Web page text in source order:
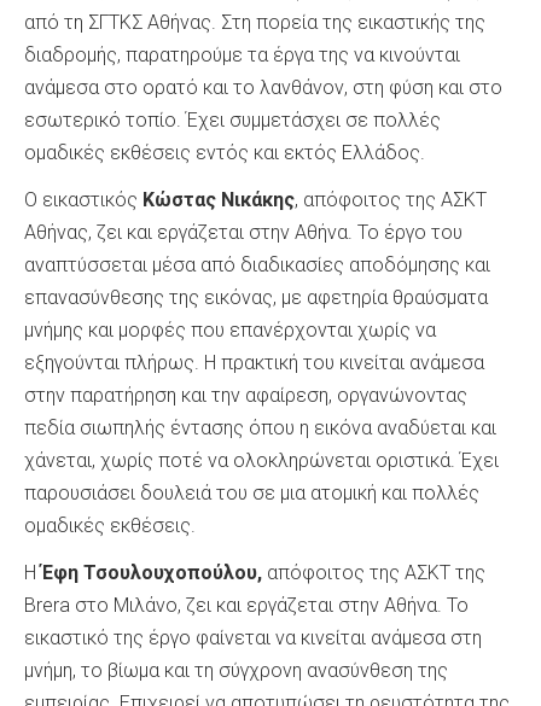
από τη ΣΓΤΚΣ Αθήνας. Στη πορεία της εικαστικής της
διαδρομής, παρατηρούμε τα έργα της να κινούνται
ανάμεσα στο ορατό και το λανθάνον, στη φύση και στο
εσωτερικό τοπίο. Έχει συμμετάσχει σε πολλές
ομαδικές εκθέσεις εντός και εκτός Ελλάδος.
Ο εικαστικός Κώστας Νικάκης, απόφοιτος της ΑΣΚΤ
Αθήνας, ζει και εργάζεται στην Αθήνα. Το έργο του
αναπτύσσεται μέσα από διαδικασίες αποδόμησης και
επανασύνθεσης της εικόνας, με αφετηρία θραύσματα
μνήμης και μορφές που επανέρχονται χωρίς να
εξηγούνται πλήρως. Η πρακτική του κινείται ανάμεσα
στην παρατήρηση και την αφαίρεση, οργανώνοντας
πεδία σιωπηλής έντασης όπου η εικόνα αναδύεται και
χάνεται, χωρίς ποτέ να ολοκληρώνεται οριστικά. Έχει
παρουσιάσει δουλειά του σε μια ατομική και πολλές
ομαδικές εκθέσεις.
ΗΈφη Τσουλουχοπούλου, απόφοιτος της ΑΣΚΤ της
Brera στο Μιλάνο, ζει και εργάζεται στην Αθήνα. Το
εικαστικό της έργο φαίνεται να κινείται ανάμεσα στη
μνήμη, το βίωμα και τη σύγχρονη ανασύνθεση της